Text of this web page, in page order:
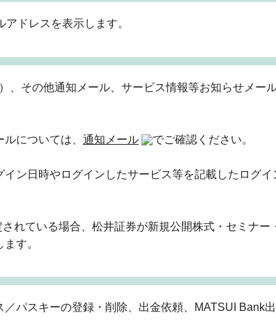
ドレスを表示します。
、その他通知メール、サービス情報等お知らせメー
については、 通知メール でご確認ください。
ン日時やログインしたサービス等を記載したログイ
れている場合、松井証券が新規公開株式・セミナー
す。
パスキーの登録・削除、出金依頼、MATSUI Bank